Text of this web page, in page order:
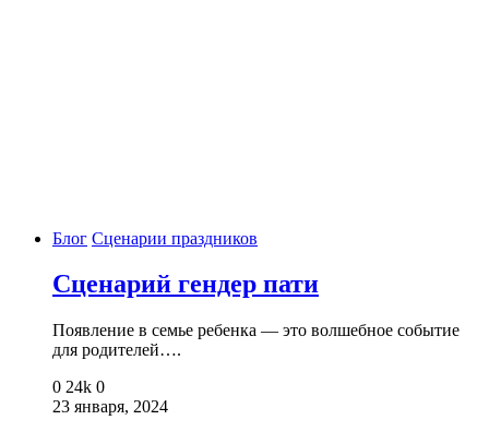
Блог Сценарии праздников
Сценарий гендер пати
Появление в семье ребенка — это волшебное событие
для родителей….
0 24k 0
23 января, 2024